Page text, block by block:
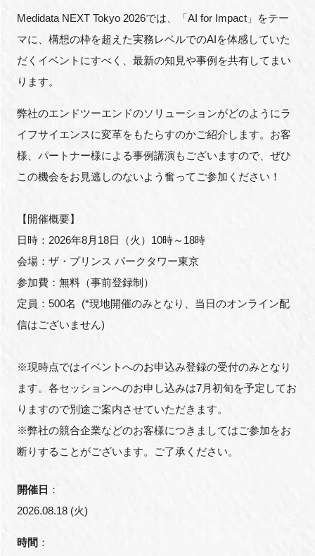
閉じる
Medidata NEXT Tokyo 2026では、「AI for Impact」をテー
マに、構想の枠を超えた実務レベルでのAIを体感していた
だくイベントにすべく、最新の知見や事例を共有してまい
ります。
弊社のエンドツーエンドのソリューションがどのようにラ
イフサイエンスに変革をもたらすのかご紹介します。お客
様、パートナー様による事例講演もございますので、ぜひ
この機会をお見逃しのないよう奮ってご参加ください！
【開催概要】
日時：2026年8月18日（火）10時～18時
会場：ザ・プリンス パークタワー東京
参加費：無料（事前登録制）
定員：500名 (*現地開催のみとなり、当日のオンライン配
信はございません)
※現時点ではイベントへのお申込み登録の受付のみとなり
ます。各セッションへのお申し込みは7月初旬を予定してお
りますので別途ご案内させていただきます。
※弊社の競合企業などのお客様につきましてはご参加をお
断りすることがございます。ご了承ください。
開催日 ：
2026.08.18 (火)
時間 ：